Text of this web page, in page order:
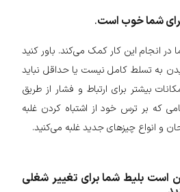
شما خوب است.
در انجام این کار کمک می‌کند. باور کنید
به تسلط کامل نیست یا حداقل نباید
بیشتر برای ارتباط و فشار از طریق
که بر ترس خود از اشتباه کردن غلبه
و انواع چیزهای جدید غلبه می‌کنید.
بلیط شما برای تغییر شغلی